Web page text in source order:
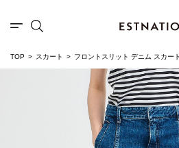
TOP スカート フロントスリット デニム スカート